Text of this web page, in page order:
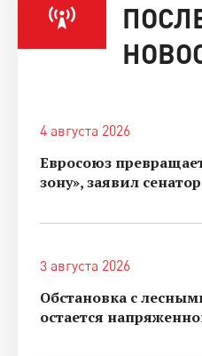
4 августа 2026
Евросоюз
зону», заявил
3 августа 2026
Обстановка с
остается